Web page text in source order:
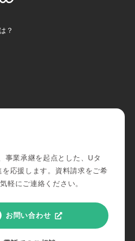
？
業承継を起点とした、Uタ
応援します。資料請求をご希
軽にご連絡ください。
お問い合わせ